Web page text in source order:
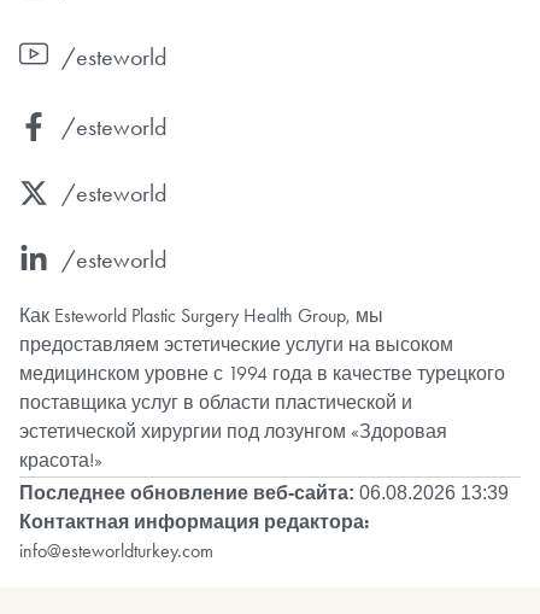
/esteworld
/esteworld
/esteworld
/esteworld
Как Esteworld Plastic Surgery Health Group, мы
предоставляем эстетические услуги на высоком
медицинском уровне с 1994 года в качестве турецкого
поставщика услуг в области пластической и
эстетической хирургии под лозунгом «Здоровая
красота!»
Последнее обновление веб-сайта: 06.08.2026 13:39
Контактная информация редактора:
info@esteworldturkey.com